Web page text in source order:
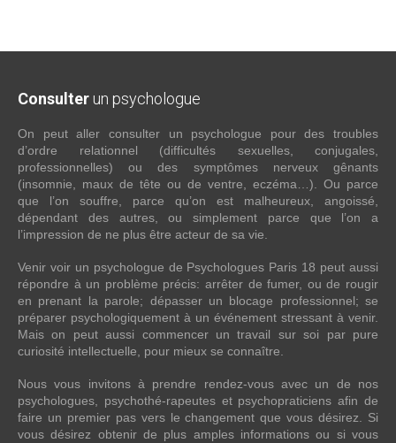
Consulter un psychologue
On peut aller consulter un psychologue pour des troubles
d’ordre relationnel (difficultés sexuelles, conjugales,
professionnelles) ou des symptômes nerveux gênants
(insomnie, maux de tête ou de ventre, eczéma…). Ou parce
que l’on souffre, parce qu’on est malheureux, angoissé,
dépendant des autres, ou simplement parce que l’on a
l’impression de ne plus être acteur de sa vie.
Venir voir un psychologue de Psychologues Paris 18 peut aussi
répondre à un problème précis: arrêter de fumer, ou de rougir
en prenant la parole; dépasser un blocage professionnel; se
préparer psychologiquement à un événement stressant à venir.
Mais on peut aussi commencer un travail sur soi par pure
curiosité intellectuelle, pour mieux se connaître.
Nous vous invitons à prendre rendez-vous avec un de nos
psychologues, psychothé-rapeutes et psychopraticiens afin de
faire un premier pas vers le changement que vous désirez. Si
vous désirez obtenir de plus amples informations ou si vous